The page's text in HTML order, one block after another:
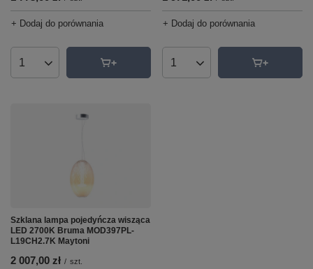
+ Dodaj do porównania
Ilość produktów
+ Dodaj do porównania
Ilość produktów
Szklana lampa pojedyńcza wisząca
LED 2700K Bruma MOD397PL-
L19CH2.7K Maytoni
2 007,00 zł / szt.